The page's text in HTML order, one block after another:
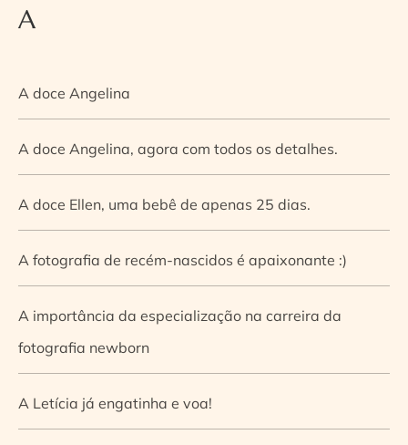
A
A doce Angelina
A doce Angelina, agora com todos os detalhes.
A doce Ellen, uma bebê de apenas 25 dias.
A fotografia de recém-nascidos é apaixonante :)
A importância da especialização na carreira da
fotografia newborn
A Letícia já engatinha e voa!